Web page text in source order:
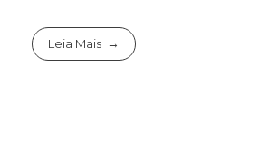
Leia Mais